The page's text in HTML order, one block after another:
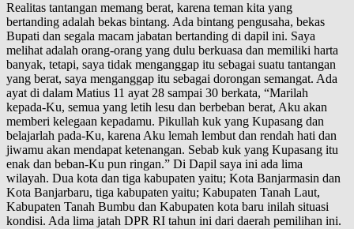
Realitas tantangan memang berat, karena teman kita yang
bertanding adalah bekas bintang. Ada bintang pengusaha, bekas
Bupati dan segala macam jabatan bertanding di dapil ini. Saya
melihat adalah orang-orang yang dulu berkuasa dan memiliki harta
banyak, tetapi, saya tidak menganggap itu sebagai suatu tantangan
yang berat, saya menganggap itu sebagai dorongan semangat. Ada
ayat di dalam Matius 11 ayat 28 sampai 30 berkata, “Marilah
kepada-Ku, semua yang letih lesu dan berbeban berat, Aku akan
memberi kelegaan kepadamu. Pikullah kuk yang Kupasang dan
belajarlah pada-Ku, karena Aku lemah lembut dan rendah hati dan
jiwamu akan mendapat ketenangan. Sebab kuk yang Kupasang itu
enak dan beban-Ku pun ringan.” Di Dapil saya ini ada lima
wilayah. Dua kota dan tiga kabupaten yaitu; Kota Banjarmasin dan
Kota Banjarbaru, tiga kabupaten yaitu; Kabupaten Tanah Laut,
Kabupaten Tanah Bumbu dan Kabupaten kota baru inilah situasi
kondisi. Ada lima jatah DPR RI tahun ini dari daerah pemilihan ini.